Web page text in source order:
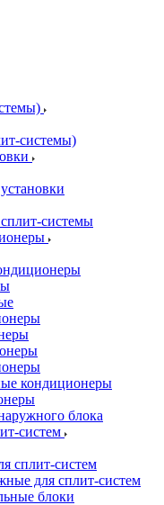
системы)
системы
кондиционеры
блока
систем
сплит-систем
для сплит-систем
блоки